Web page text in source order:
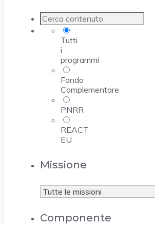
Tutti
i
programmi
Fondo
Complementare
PNRR
REACT
EU
Missione
Componente